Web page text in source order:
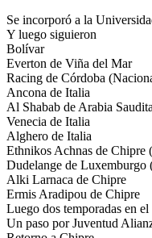
Se incorporó a la
Y luego siguieron
Bolívar
Everton de Viña del Mar
Racing de Córdoba
Ancona de Italia
Al Shabab de Arabia Saudita
Venecia de Italia
Alghero de Italia
Ethnikos Achnas de Chipre
Dudelange de Luxemburgo
Alki Larnaca de Chipre
Ermis Aradipou de Chipre
Luego dos temporadas en
Un paso por Juventud